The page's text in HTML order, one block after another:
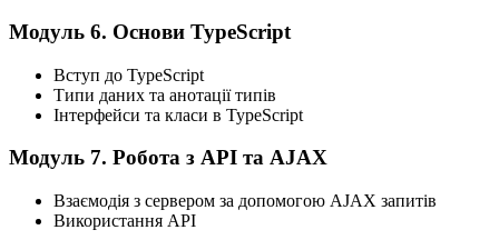
Модуль 6. Основи TypeScript
Вступ до TypeScript
Типи даних та анотації типів
Інтерфейси та класи в TypeScript
Модуль 7. Робота з API та AJAX
Взаємодія з сервером за допомогою AJAX запитів
Використання API